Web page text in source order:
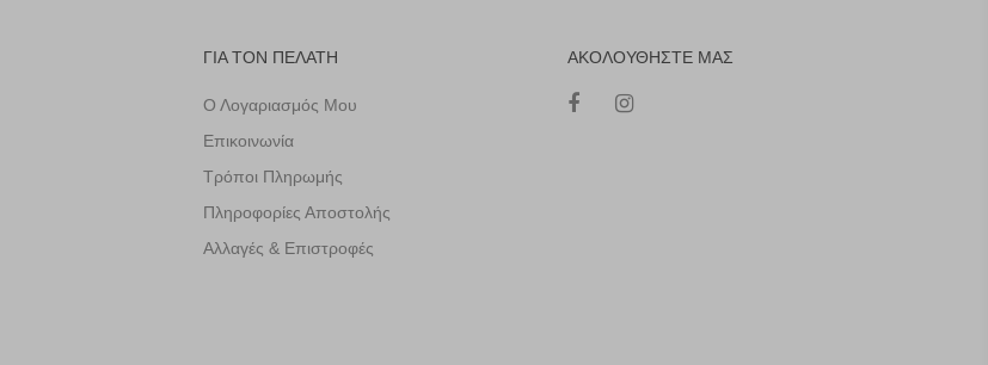
ΓΙΑ ΤΟΝ ΠΕΛΑΤΗ
Ο Λογαριασμός Μου
Επικοινωνία
Τρόποι Πληρωμής
Πληροφορίες Αποστολής
Αλλαγές & Επιστροφές
ΑΚΟΛΟΥΘΗΣΤΕ ΜΑΣ